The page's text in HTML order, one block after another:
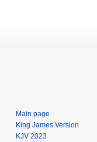
Main page
King James Version
KJV 2023